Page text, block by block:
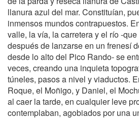
llanura azul del mar. Constituían,
inmensos mundos contrapuestos.
valle, la vía, la carretera y el río -
después de lanzarse en un frenesí
desde lo alto del Pico Rando- se
veces, creando una inquieta
túneles, pasos a nivel y viaductos.
Roque, el Moñigo, y Daniel, el
al caer la tarde, en cualquier leve
contemplaban, agobiados por una